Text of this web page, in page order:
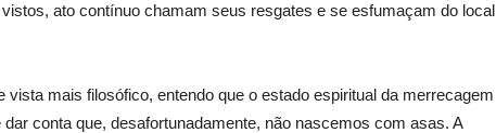
ato contínuo chamam seus resgates e se esfumaçam do local
vista mais filosófico, entendo que o estado espiritual da merrecagem
conta que, desafortunadamente, não nascemos com asas. A